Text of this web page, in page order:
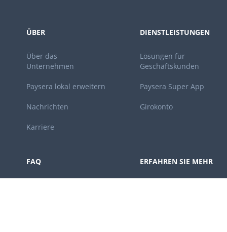
ÜBER
Über das
Unternehmen
Paysera lokal erweitern
Nachrichten
Karriere
DIENSTLEISTUNGEN
Lösungen für
Geschäftskunden
Paysera Super App
Girokonto
FAQ ERFAHREN SIE MEHR